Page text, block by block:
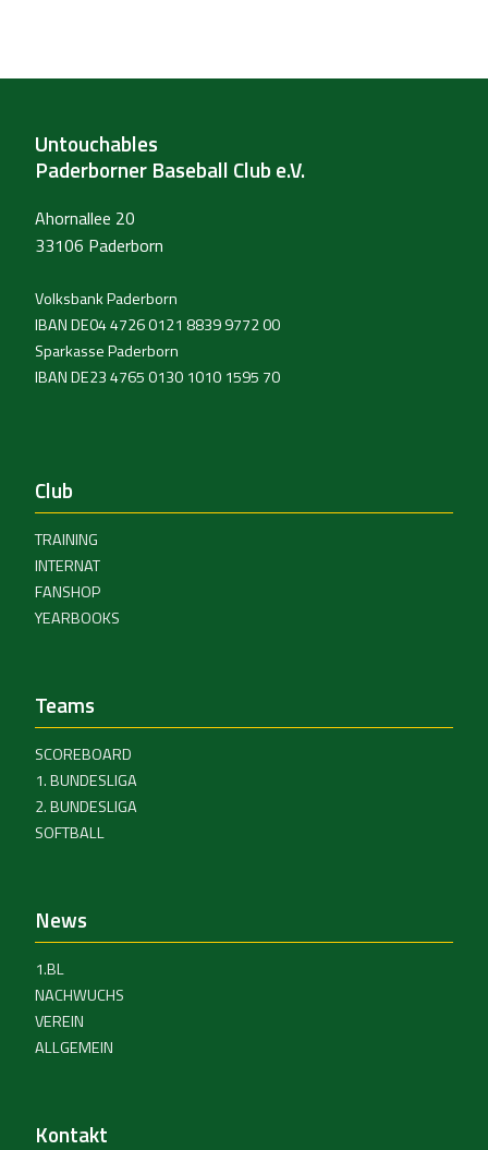
Untouchables
Paderborner Baseball Club e.V.
Ahornallee 20
33106 Paderborn
Volksbank Paderborn
IBAN DE04 4726 0121 8839 9772 00
Sparkasse Paderborn
IBAN DE23 4765 0130 1010 1595 70
Club
TRAINING
INTERNAT
FANSHOP
YEARBOOKS
Teams
SCOREBOARD
1. BUNDESLIGA
2. BUNDESLIGA
SOFTBALL
News
1.BL
NACHWUCHS
VEREIN
ALLGEMEIN
Kontakt